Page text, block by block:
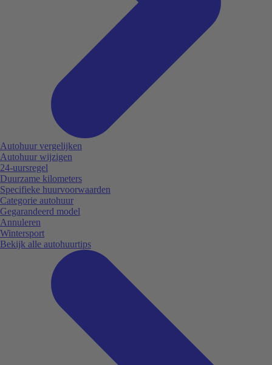
Autohuur vergelijken
Autohuur wijzigen
24-uursregel
Duurzame kilometers
Specifieke huurvoorwaarden
Categorie autohuur
Gegarandeerd model
Annuleren
Wintersport
Bekijk alle autohuurtips